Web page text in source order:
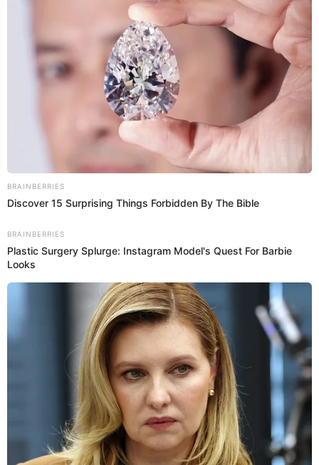
MML declara inhabitable edificio incendiado en
Cercado de Lima: "Puede colapsar en cualquier
momento"
El ahora alcalde Renzo Reggiardo señala que la estructura es un
riesgo para los vecinos. Se coordinarán acciones para el cierre total
del inmueble.
Incendio